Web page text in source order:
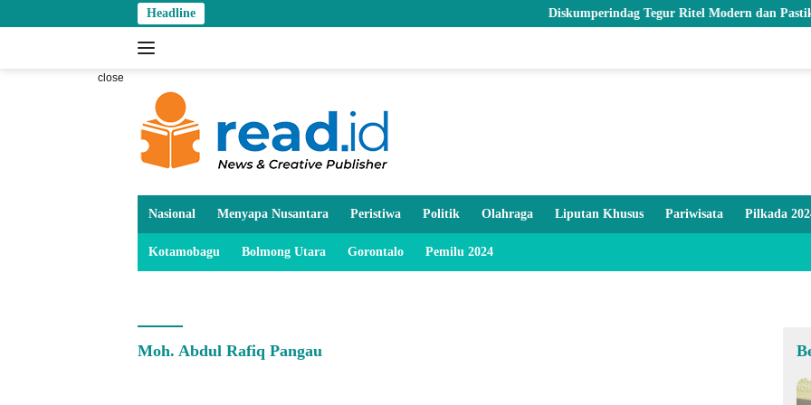
to
Headline Diskumperindag Tegur Ritel Modern dan Pastikan Stok
close
Nasional Menyapa Nusantara Peristiwa Politik Olahraga Liputan Khusus Pariwisata Pilkada
Kotamobagu Bolmong Utara Gorontalo Pemilu 2024
Moh. Abdul Rafiq Pangau